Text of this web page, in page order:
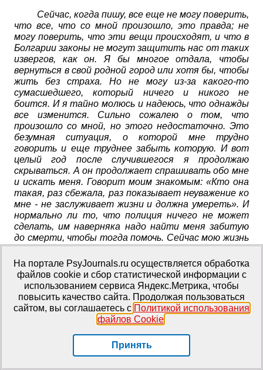
Сейчас, когда пишу, все еще не могу поверить,
что все, что со мной произошло, это правда; не
могу поверить, что эти вещи происходят, и что в
Болгарии законы не могут защитить нас от таких
извергов, как он. Я бы многое отдала, чтобы
вернуться в свой родной город или хотя бы, чтобы
жить без страха. Но не могу из-за какого-то
сумасшедшего, который ничего и никого не
боится. И я тайно молюсь и надеюсь, что однажды
все изменится. Сильно сожалею о том, что
произошло со мной, но этого недостаточно. Это
безумная ситуация, о которой мне трудно
говорить и еще труднее забыть которую. И вот
целый год после случившегося я продолжаю
скрываться. А он продолжает спрашивать обо мне
и искать меня. Говорит моим знакомым: «Кто она
такая, раз сбежала, раз показывает неуважение ко
мне - не заслуживает жизни и должна умереть». И
нормально ли то, что полиция ничего не может
сделать, им наверняка надо найти меня забитую
до смерти, чтобы тогда помочь. Сейчас мою жизнь
сложно назвать жизнью. Далеко от близких,
которых я обманываю о своем месте пребывания,
чтобы он не смог меня найти. Прятаться,
бояться выйти даже в магазин, чтобы тебя никто
не увидел, чтобы он не понял, где я.Чувствую себя
бессильной. Пишу Вам, может быть Вы знаете,
что делать, чтобы этот кошмар закончился. Я
сильный человек, но жить в постоянном страхе. не
знаю, как долго я смогу это вынести. Просто не
знаю, с кем поделиться; с кем бы ни поделилась,
На портале PsyJournals.ru осуществляется обработка
файлов cookie и сбор статистической информации с
использованием сервиса Яндекс.Метрика, чтобы
повысить качество сайта. Продолжая пользоваться
сайтом, вы соглашаетесь с Политикой использования
файлов Cookie.
Принять